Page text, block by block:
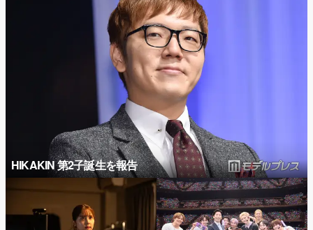
HIKAKIN 第2子誕生を報告